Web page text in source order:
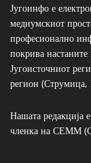
Југоинфо е
медиумскиот
професионално
покрива
Југоисточниот
регион
Нашата редакција
членка на СЕММ